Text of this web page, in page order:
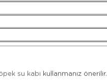
su kabı kullanmanız önerilir.